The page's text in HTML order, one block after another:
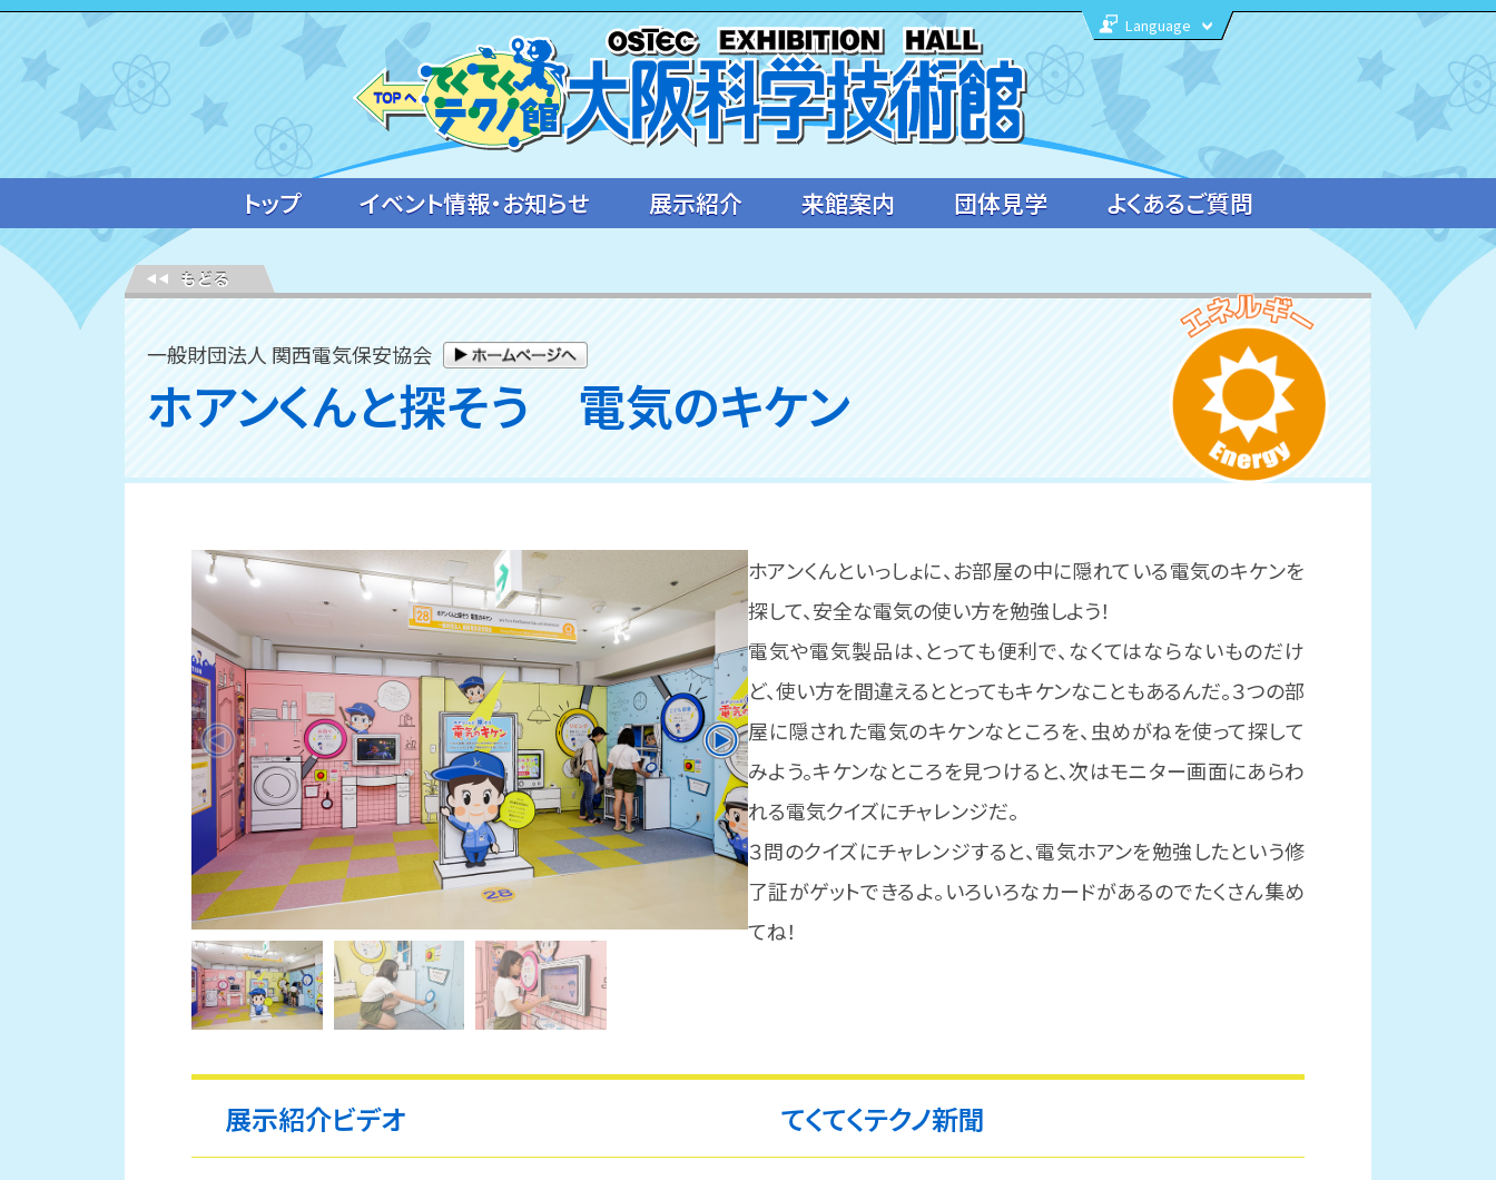
Language
トップ イベント情報・お知らせ 展示紹介 来館案内 団体見学 よくあるご質問
一般財団法人 関西電気保安協会
ホアンくんと探そう 電気のキケン
ホアンくんといっしょに、お部屋の中に隠れている電気のキケンを
探して、安全な電気の使い方を勉強しよう！
電気や電気製品は、とっても便利で、なくてはならないものだけ
ど、使い方を間違えるととってもキケンなこともあるんだ。３つの部
屋に隠された電気のキケンなところを、虫めがねを使って探して
みよう。キケンなところを見つけると、次はモニター画面にあらわ
れる電気クイズにチャレンジだ。
３問のクイズにチャレンジすると、電気ホアンを勉強したという修
了証がゲットできるよ。いろいろなカードがあるのでたくさん集め
てね！
展示紹介ビデオ てくてくテクノ新聞